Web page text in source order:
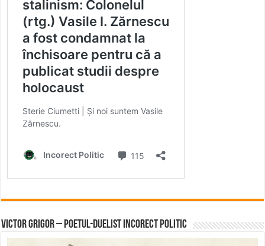
Victor Grigor – Poetul-Duelist Incorect Politic